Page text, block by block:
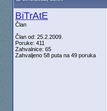
BiTrAtE
Član
Član od: 25.2.2009.
Poruke: 411
Zahvalnice: 65
Zahvaljeno 58 puta na 49 poruka